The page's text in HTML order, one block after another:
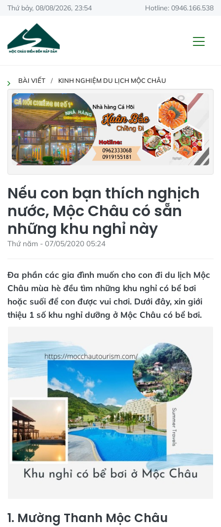
Thứ bảy, 08/08/2026, 23:54 Hotline: 0946.166.538
BÀI VIẾT KINH NGHIỆM DU LỊCH MỘC CHÂU
Nếu con bạn thích nghịch
nước, Mộc Châu có sẵn
những khu nghỉ này
Thứ năm - 07/05/2020 05:24
Đa phần các gia đình muốn cho con đi du lịch Mộc
Châu mùa hè đều tìm những khu nghỉ có bể bơi
hoặc suối để con được vui chơi. Dưới đây, xin giới
thiệu 1 số khu nghỉ dưỡng ở Mộc Châu có bể bơi.
1. Mường Thanh Mộc Châu